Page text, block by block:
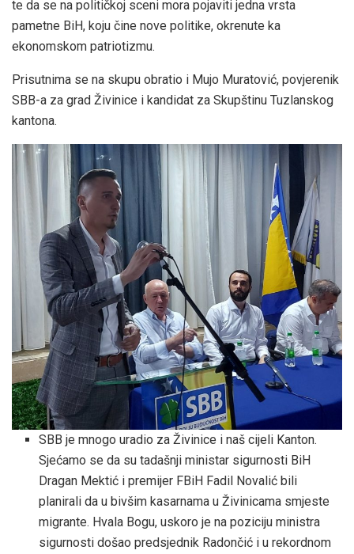
te da se na političkoj sceni mora pojaviti jedna vrsta
pametne BiH, koju čine nove politike, okrenute ka
ekonomskom patriotizmu.
Prisutnima se na skupu obratio i Mujo Muratović, povjerenik
SBB-a za grad Živinice i kandidat za Skupštinu Tuzlanskog
kantona.
SBB je mnogo uradio za Živinice i naš cijeli Kanton.
Sjećamo se da su tadašnji ministar sigurnosti BiH
Dragan Mektić i premijer FBiH Fadil Novalić bili
planirali da u bivšim kasarnama u Živinicama smjeste
migrante. Hvala Bogu, uskoro je na poziciju ministra
sigurnosti došao predsjednik Radončić i u rekordnom